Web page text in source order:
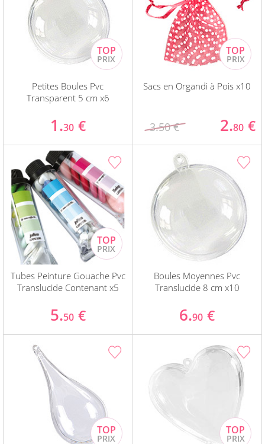
Petites Boules Pvc
Transparent 5 cm x6
1.30 €
Sacs en Organdi à Pois x10
3.50 € 2.80 €
Tubes Peinture Gouache Pvc
Translucide Contenant x5
5.50 €
Boules Moyennes Pvc
Translucide 8 cm x10
6.90 €